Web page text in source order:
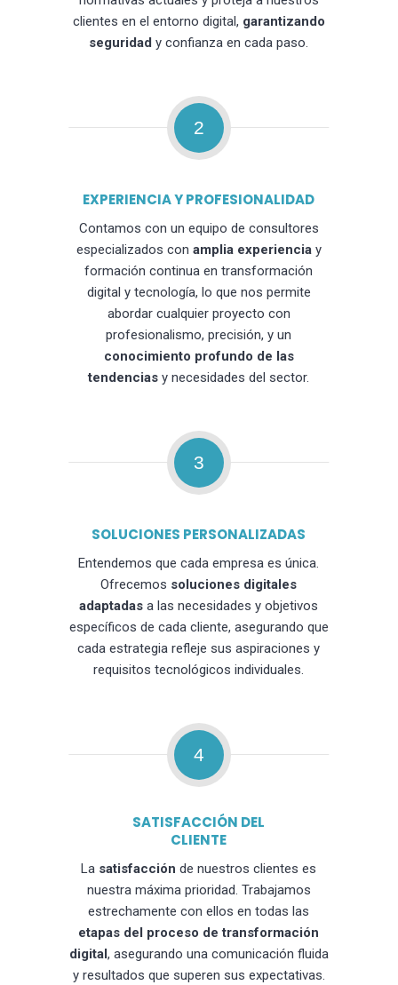
clientes en el entorno digital, garantizando
seguridad y confianza en cada paso.
2
EXPERIENCIA Y PROFESIONALIDAD
Contamos con un equipo de consultores
especializados con amplia experienciay
formación continua en transformación
digital y tecnología, lo que nos permite
abordar cualquier proyecto con
profesionalismo, precisión, y un
conocimiento profundo de las
tendencias y necesidades del sector.
3
SOLUCIONES PERSONALIZADAS
Entendemos que cada empresa es única.
Ofrecemos soluciones digitales
adaptadas a las necesidades y objetivos
específicos de cada cliente, asegurando que
cada estrategia refleje sus aspiraciones y
requisitos tecnológicos individuales.
4
SATISFACCIÓN DEL
CLIENTE
La satisfacción de nuestros clientes es
nuestra máxima prioridad. Trabajamos
estrechamente con ellos en todas las
etapas del proceso de transformación
digital, asegurando una comunicación fluida
y resultados que superen sus expectativas.